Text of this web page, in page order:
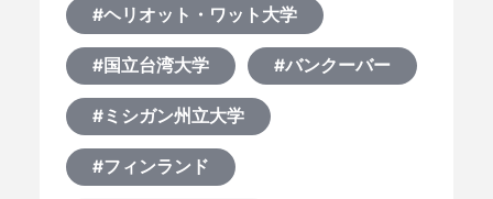
#ヘリオット・ワット大学
#国立台湾大学 #バンクーバー
#ミシガン州立大学
#フィンランド